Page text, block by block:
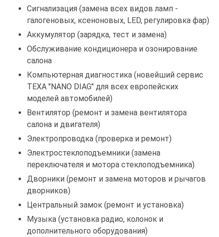
Сигнализация (замена всех видов ламп -
галогеновых, ксеноновых, LED, регулировка фар)
Аккумулятор (зарядка, тест и замена)
Обслуживание кондиционера и озонирование
салона
Компьютерная диагностика (новейший сервис
TEXA "NANO DIAG" для всех европейских
моделей автомобилей)
Вентилятор (ремонт и замена вентилятора
салона и двигателя)
Электропроводка (проверка и ремонт)
Электростеклоподъемники (замена
переключателя и мотора стеклоподъемника)
Дворники (ремонт и замена моторов и рычагов
дворников)
Центральный замок (ремонт и установка)
Музыка (установка радио, колонок и
дополнительного оборудования)